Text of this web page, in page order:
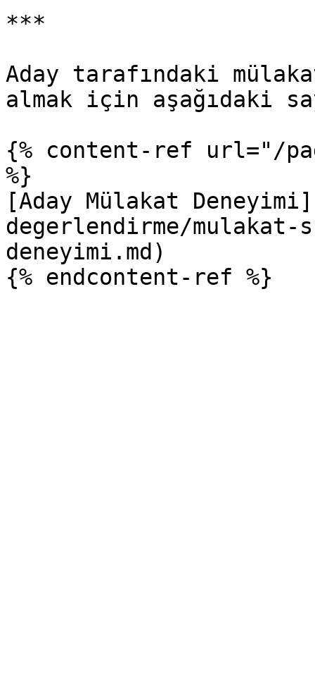
***
Aday tarafındaki
almak için aşağıdaki
{% content-ref url="/
%}
[Aday Mülakat
degerlendirme/
deneyimi.md)